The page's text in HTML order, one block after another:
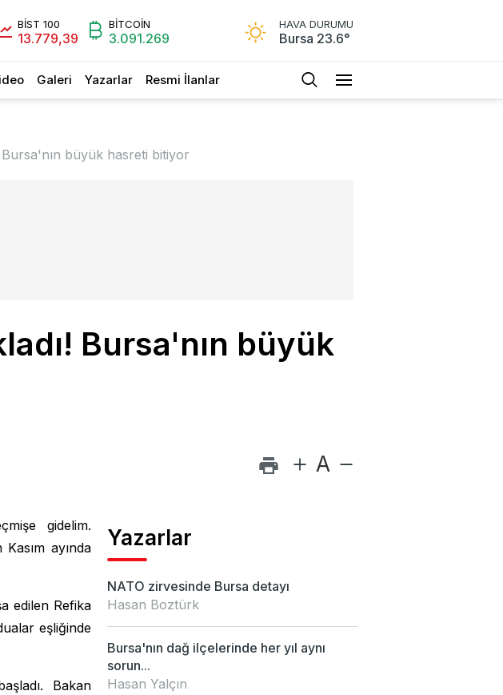
BİST 100
13.779,39
BİTCOİN
3.091.269
HAVA DURUMU
Bursa 23.6°
Galeri Yazarlar Resmi İlanlar
Bursa'nın büyük hasreti bitiyor
Bursa'nın büyük
A
gidelim.
ayında
edilen Refika
eşliğinde
Bakan
Yazarlar
NATO zirvesinde Bursa detayı
Hasan Boztürk
Bursa'nın dağ ilçelerinde her yıl aynı
sorun...
Hasan Yalçın